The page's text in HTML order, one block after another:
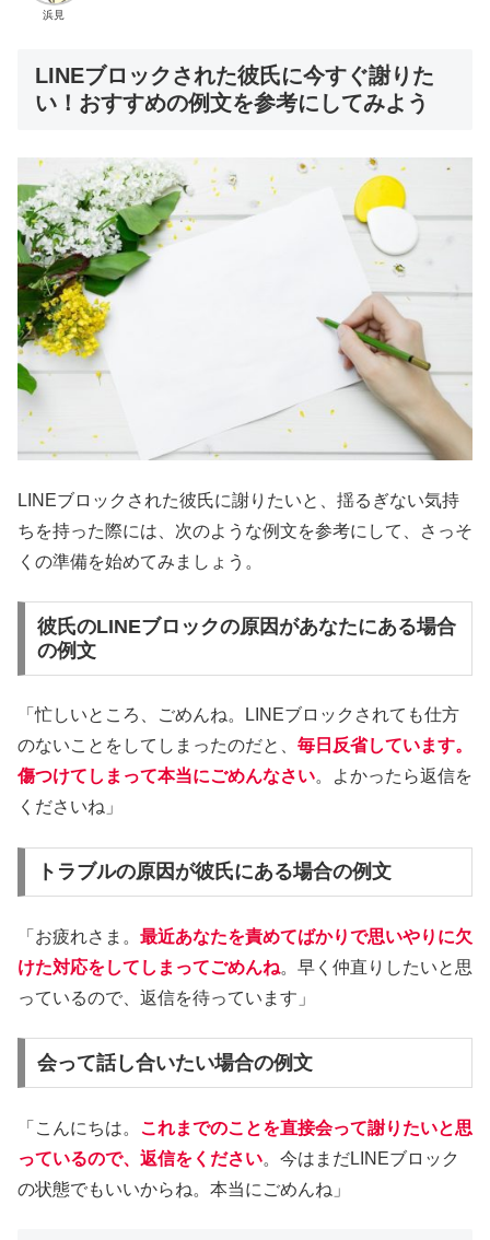
浜見
LINEブロックされた彼氏に今すぐ謝りた
い！おすすめの例文を参考にしてみよう
LINEブロックされた彼氏に謝りたいと、揺るぎない気持
ちを持った際には、次のような例文を参考にして、さっそ
くの準備を始めてみましょう。
彼氏のLINEブロックの原因があなたにある場合
の例文
「忙しいところ、ごめんね。LINEブロックされても仕方
のないことをしてしまったのだと、 毎日反省しています。
傷つけてしまって本当にごめんなさい。よかったら返信を
くださいね」
トラブルの原因が彼氏にある場合の例文
「お疲れさま。 最近あなたを責めてばかりで思いやりに欠
けた対応をしてしまってごめんね。早く仲直りしたいと思
っているので、返信を待っています」
会って話し合いたい場合の例文
「こんにちは。 これまでのことを直接会って謝りたいと思
っているので、返信をください。今はまだLINEブロック
の状態でもいいからね。本当にごめんね」